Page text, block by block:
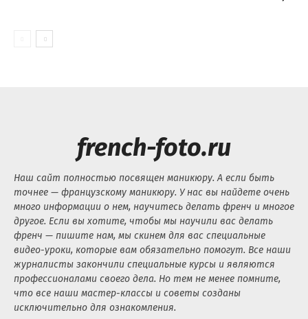
french-foto.ru
Наш сайт полностью посвящен маникюру. А если быть
точнее — французскому маникюру. У нас вы найдете очень
много информации о нем, научитесь делать френч и многое
другое. Если вы хотите, чтобы мы научили вас делать
френч — пишите нам, мы скинем для вас специальные
видео-уроки, которые вам обязательно помогут. Все наши
журналисты закончили специальные курсы и являются
профессионалами своего дела. Но тем не менее помните,
что все наши мастер-классы и советы созданы
исключительно для ознакомления.